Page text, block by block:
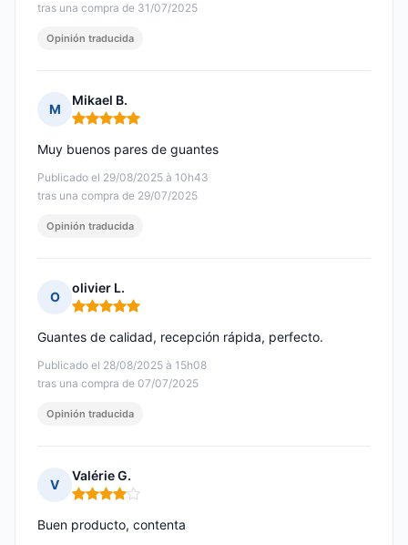
tras una compra de 31/07/2025
Opinión traducida
M
Mikael B.
Nota: 5 de 5
Publicado el 29/08/2025 à 10h43
tras una compra de 29/07/2025
Muy buenos pares de guantes
Opinión traducida
O
olivier L.
Nota: 5 de 5
Publicado el 28/08/2025 à 15h08
tras una compra de 07/07/2025
Guantes de calidad, recepción rápida, perfecto.
Opinión traducida
V
Valérie G.
Nota: 4 de 5
Buen producto, contenta